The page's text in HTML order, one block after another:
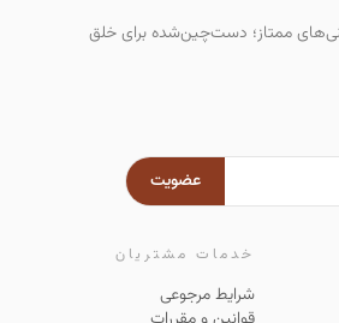
ممتاز؛ دست‌چین‌شده برای خلق
عضویت
خدمات مشتریان
شرایط مرجوعی